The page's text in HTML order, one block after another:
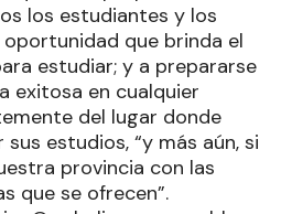
los estudiantes y los
que brinda el
estudiar; y a prepararse
exitosa en cualquier
del lugar donde
estudios, “y más aún, si
provincia con las
que se ofrecen”.